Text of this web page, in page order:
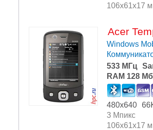
106x61x17
Acer
Windows
533 МГц
RAM 128 Мб
480x640
3 Мпикс
106x61x17